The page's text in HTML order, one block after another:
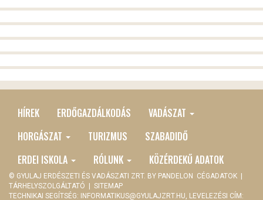
MAIN
MENU
HÍREK ERDŐGAZDÁLKODÁS
VADÁSZAT
HORGÁSZAT
TURIZMUS
SZABADIDŐ
ERDEI ISKOLA
RÓLUNK KÖZÉRDEKŰ ADATOK
© GYULAJ ERDÉSZETI ÉS VADÁSZATI ZRT. BY PANDELON CÉGADATOK |
TÁRHELYSZOLGÁLTATÓ | SITEMAP
TECHNIKAI SEGÍTSÉG: INFORMATIKUS@GYULAJZRT.HU, LEVELEZÉSI CÍM: